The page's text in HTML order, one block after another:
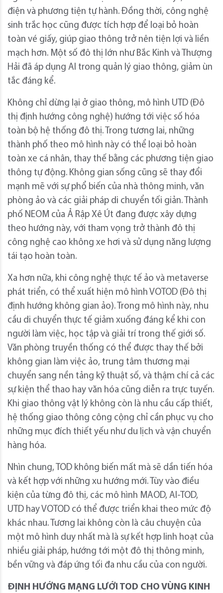
điện và phương tiện tự hành. Đồng thời, công nghệ
sinh trắc học cũng được tích hợp để loại bỏ hoàn
toàn vé giấy, giúp giao thông trở nên tiện lợi và liền
mạch hơn. Một số đô thị lớn như Bắc Kinh và Thượng
Hải đã áp dụng AI trong quản lý giao thông, giảm ùn
tắc đáng kể.
Không chỉ dừng lại ở giao thông, mô hình UTD (Đô
thị định hướng công nghệ) hướng tới việc số hóa
toàn bộ hệ thống đô thị. Trong tương lai, những
thành phố theo mô hình này có thể loại bỏ hoàn
toàn xe cá nhân, thay thế bằng các phương tiện giao
thông tự động. Không gian sống cũng sẽ thay đổi
mạnh mẽ với sự phổ biến của nhà thông minh, văn
phòng ảo và các giải pháp di chuyển tối giản. Thành
phố NEOM của Ả Rập Xê Út đang được xây dựng
theo hướng này, với tham vọng trở thành đô thị
công nghệ cao không xe hơi và sử dụng năng lượng
tái tạo hoàn toàn.
Xa hơn nữa, khi công nghệ thực tế ảo và metaverse
phát triển, có thể xuất hiện mô hình VOTOD (Đô thị
định hướng không gian ảo). Trong mô hình này, nhu
cầu di chuyển thực tế giảm xuống đáng kể khi con
người làm việc, học tập và giải trí trong thế giới số.
Văn phòng truyền thống có thể được thay thế bởi
không gian làm việc ảo, trung tâm thương mại
chuyển sang nền tảng kỹ thuật số, và thậm chí cả các
sự kiện thể thao hay văn hóa cũng diễn ra trực tuyến.
Khi giao thông vật lý không còn là nhu cầu cấp thiết,
hệ thống giao thông công cộng chỉ cần phục vụ cho
những mục đích thiết yếu như du lịch và vận chuyển
hàng hóa.
Nhìn chung, TOD không biến mất mà sẽ dần tiến hóa
và kết hợp với những xu hướng mới. Tùy vào điều
kiện của từng đô thị, các mô hình MAOD, AI-TOD,
UTD hay VOTOD có thể được triển khai theo mức độ
khác nhau. Tương lai không còn là câu chuyện của
một mô hình duy nhất mà là sự kết hợp linh hoạt của
nhiều giải pháp, hướng tới một đô thị thông minh,
bền vững và đáp ứng tối đa nhu cầu của con người.
ĐỊNH HƯỚNG MẠNG LƯỚI TOD CHO VÙNG KINH